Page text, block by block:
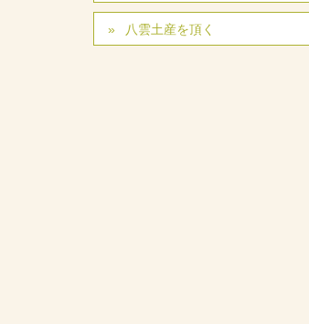
八雲土産を頂く